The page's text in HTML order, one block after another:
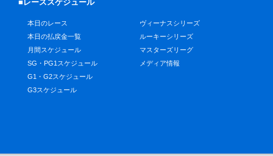
■レーススケジュール
本日のレース
本日の払戻金一覧
月間スケジュール
SG・PG1スケジュール
G1・G2スケジュール
G3スケジュール
ヴィーナスシリーズ
ルーキーシリーズ
マスターズリーグ
メディア情報